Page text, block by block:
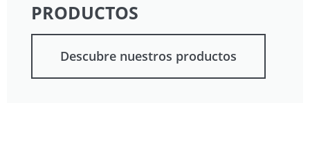
PRODUCTOS
Descubre nuestros productos